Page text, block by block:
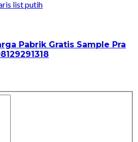
Pabrik Gratis Sample Pra